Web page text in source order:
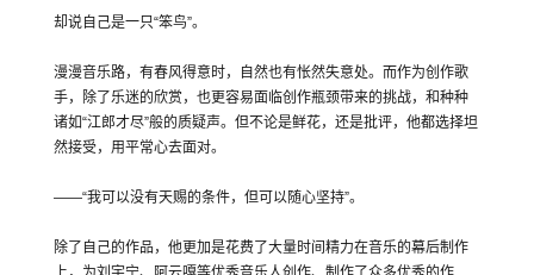
却说自己是一只“笨鸟”。
漫漫音乐路，有春风得意时，自然也有怅然失意处。而作为创作歌
手，除了乐迷的欣赏，也更容易面临创作瓶颈带来的挑战，和种种
诸如“江郎才尽”般的质疑声。但不论是鲜花，还是批评，他都选择坦
然接受，用平常心去面对。
——“我可以没有天赐的条件，但可以随心坚持”。
除了自己的作品，他更加是花费了大量时间精力在音乐的幕后制作